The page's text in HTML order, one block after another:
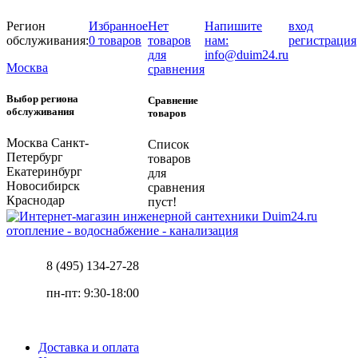
Регион
обслуживания:
Москва
Выбор региона
обслуживания
Москва Санкт-
Петербург
Екатеринбург
Новосибирск
Краснодар
Избранное
0 товаров
Нет
товаров
для
сравнения
Сравнение
товаров
Список
товаров
для
сравнения
пуст!
Напишите
нам:
info@duim24.ru
вход
регистрация
отопление - водоснабжение - канализация
8 (495) 134-27-28
пн-пт: 9:30-18:00
Доставка и оплата